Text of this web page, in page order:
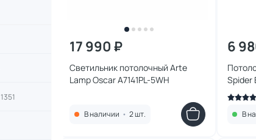
1351
17 990 ₽
Светильник потолочный Arte
Lamp Oscar A7141PL-5WH
В наличии • 2 шт.
6
Spider
В